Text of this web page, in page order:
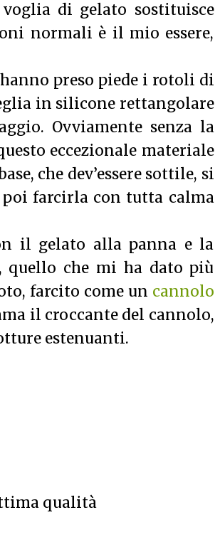
di gelato sostituisce
normali è il mio essere,
preso piede i rotoli di
in silicone rettangolare
Ovviamente senza la
eccezionale materiale
che dev’essere sottile, si
poi farcirla con tutta calma
il gelato alla panna e la
che mi ha dato più
farcito come un cannolo
il croccante del cannolo,
estenuanti.
qualità